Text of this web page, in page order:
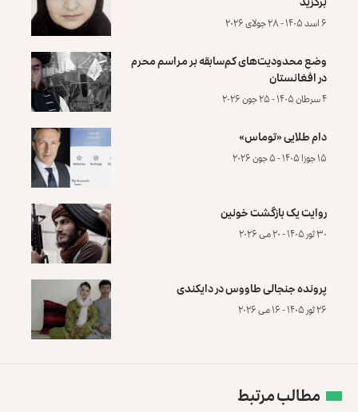
۶ اسد ۱۴۰۵ - ۲۸ جولای ۲۰۲۶
وضع محدودیت‌های کم‌سابقه بر مراسم محرم
در افغانستان
۴ سرطان ۱۴۰۵ - ۲۵ جون ۲۰۲۶
دام طلایی «توماس»
۱۵ جوزا ۱۴۰۵ - ۵ جون ۲۰۲۶
روایت یک بازگشت خونین
۳۰ ثور ۱۴۰۵ - ۲۰ می ۲۰۲۶
پرونده‌ جنجالی طاووس در دایکندی
۲۶ ثور ۱۴۰۵ - ۱۶ می ۲۰۲۶
مطالب مرتبط